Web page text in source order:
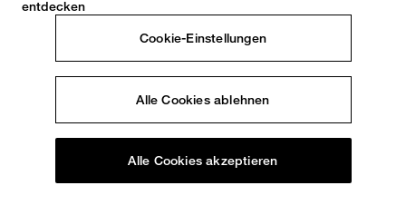
entdecken
Cookie-Einstellungen
Alle Cookies ablehnen
Alle Cookies akzeptieren